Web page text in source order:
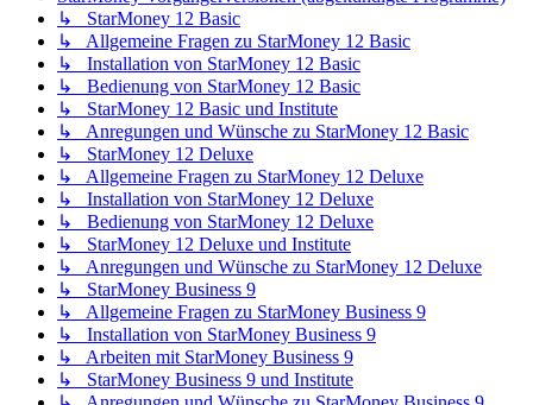
↳ StarMoney 12 Basic
↳ Allgemeine Fragen zu StarMoney 12 Basic
↳ Installation von StarMoney 12 Basic
↳ Bedienung von StarMoney 12 Basic
↳ StarMoney 12 Basic und Institute
↳ Anregungen und Wünsche zu StarMoney 12 Basic
↳ StarMoney 12 Deluxe
↳ Allgemeine Fragen zu StarMoney 12 Deluxe
↳ Installation von StarMoney 12 Deluxe
↳ Bedienung von StarMoney 12 Deluxe
↳ StarMoney 12 Deluxe und Institute
↳ Anregungen und Wünsche zu StarMoney 12 Deluxe
↳ StarMoney Business 9
↳ Allgemeine Fragen zu StarMoney Business 9
↳ Installation von StarMoney Business 9
↳ Arbeiten mit StarMoney Business 9
↳ StarMoney Business 9 und Institute